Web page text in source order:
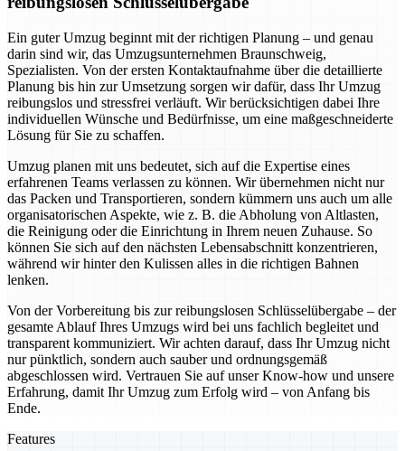
Ein guter Umzug beginnt mit der richtigen Planung – und genau
darin sind wir, das Umzugsunternehmen Braunschweig,
Spezialisten. Von der ersten Kontaktaufnahme über die detaillierte
Planung bis hin zur Umsetzung sorgen wir dafür, dass Ihr Umzug
reibungslos und stressfrei verläuft. Wir berücksichtigen dabei Ihre
individuellen Wünsche und Bedürfnisse, um eine maßgeschneiderte
Lösung für Sie zu schaffen.
Umzug planen mit uns bedeutet, sich auf die Expertise eines
erfahrenen Teams verlassen zu können. Wir übernehmen nicht nur
das Packen und Transportieren, sondern kümmern uns auch um alle
organisatorischen Aspekte, wie z. B. die Abholung von Altlasten,
die Reinigung oder die Einrichtung in Ihrem neuen Zuhause. So
können Sie sich auf den nächsten Lebensabschnitt konzentrieren,
während wir hinter den Kulissen alles in die richtigen Bahnen
lenken.
Von der Vorbereitung bis zur reibungslosen Schlüsselübergabe – der
gesamte Ablauf Ihres Umzugs wird bei uns fachlich begleitet und
transparent kommuniziert. Wir achten darauf, dass Ihr Umzug nicht
nur pünktlich, sondern auch sauber und ordnungsgemäß
abgeschlossen wird. Vertrauen Sie auf unser Know-how und unsere
Erfahrung, damit Ihr Umzug zum Erfolg wird – von Anfang bis
Ende.
Features